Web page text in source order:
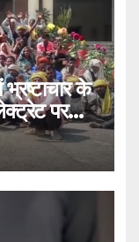
के
पर